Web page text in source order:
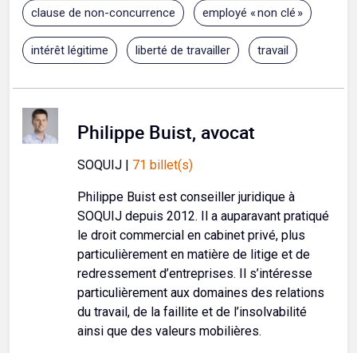
clause de non-concurrence employé « non clé »
intérêt légitime liberté de travailler travail
Philippe Buist, avocat
SOQUIJ | 71 billet(s)
Philippe Buist est conseiller juridique à
SOQUIJ depuis 2012. Il a auparavant pratiqué
le droit commercial en cabinet privé, plus
particulièrement en matière de litige et de
redressement d’entreprises. Il s’intéresse
particulièrement aux domaines des relations
du travail, de la faillite et de l’insolvabilité
ainsi que des valeurs mobilières.